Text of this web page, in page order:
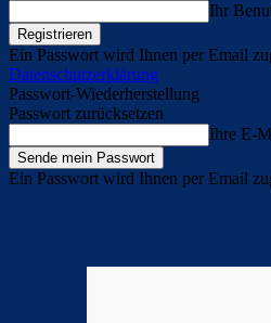
Ihr
Ein Passwort wird Ihnen per Email
Datenschutzerklärung
Passwort-Wiederherstellung
Passwort zurücksetzen
Ihre E-
Ein Passwort wird Ihnen per Email